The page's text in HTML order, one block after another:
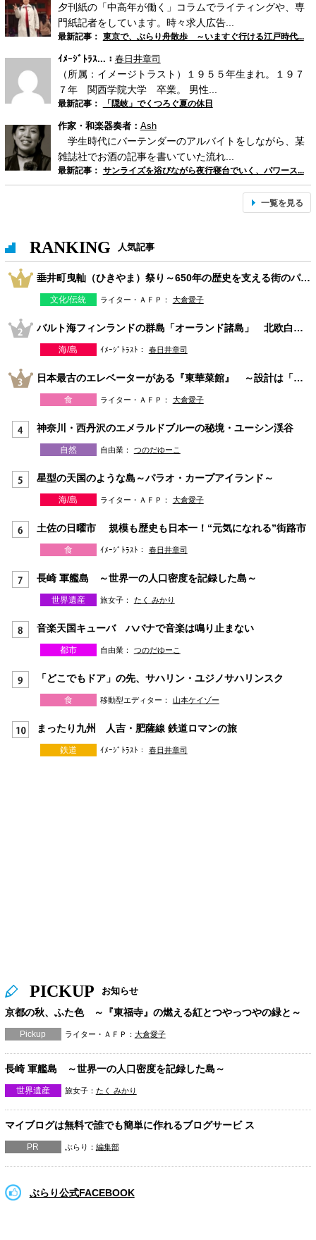
夕刊紙の「中高年が働く」コラムでライティングや、専
門紙記者をしています。時々求人広告...
最新記事： 東京で、ぶらり舟散歩 ～いますぐ行ける江戸時代...
ｲﾒｰｼﾞﾄﾗｽ...： 春日井章司
（所属：イメージトラスト）１９５５年生まれ。１９７
７年 関西学院大学 卒業。 男性...
最新記事： 「隠岐」でくつろぐ夏の休日
作家・和楽器奏者： Ash
学生時代にバーテンダーのアルバイトをしながら、某
雑誌社でお酒の記事を書いていた流れ...
最新記事： サンライズを浴びながら夜行寝台でいく、パワース...
一覧を見る
RANKING 人気記事
垂井町曳軕（ひきやま）祭り～650年の歴史を支える街のパワー～
文化/伝統 ライター・ＡＦＰ： 大倉愛子
バルト海フィンランドの群島「オーランド諸島」 北欧白夜の夏旅
海/島 ｲﾒｰｼﾞﾄﾗｽﾄ： 春日井章司
日本最古のエレベーターがある『東華菜館』 ～設計は「天皇を守ったアメリカ人」Ｗ・ヴォーリズ～
食 ライター・ＡＦＰ： 大倉愛子
神奈川・西丹沢のエメラルドブルーの秘境・ユーシン渓谷
自然 自由業： つのだゆーこ
星型の天国のような島～パラオ・カープアイランド～
海/島 ライター・ＡＦＰ： 大倉愛子
土佐の日曜市 規模も歴史も日本一！“元気になれる”街路市
食 ｲﾒｰｼﾞﾄﾗｽﾄ： 春日井章司
長崎 軍艦島 ～世界一の人口密度を記録した島～
世界遺産 旅女子： たく みかり
音楽天国キューバ ハバナで音楽は鳴り止まない
都市 自由業： つのだゆーこ
「どこでもドア」の先、サハリン・ユジノサハリンスク
食 移動型エディター： 山本ケイゾー
まったり九州 人吉・肥薩線 鉄道ロマンの旅
鉄道 ｲﾒｰｼﾞﾄﾗｽﾄ： 春日井章司
PICKUP お知らせ
京都の秋、ふた色 ～『東福寺』の燃える紅とつやっつやの緑と～
Pickup ライター・ＡＦＰ： 大倉愛子
長崎 軍艦島 ～世界一の人口密度を記録した島～
世界遺産 旅女子： たく みかり
マイブログは無料で誰でも簡単に作れるブログサービ ス
PR ぶらり： 編集部
ぶらり公式FACEBOOK